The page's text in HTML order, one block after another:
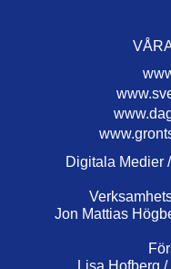
Digitala Medier
Jon Mattias
Lisa Hofberg /